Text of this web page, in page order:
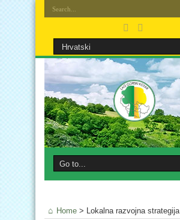
Home > Lokalna razvojna strategija